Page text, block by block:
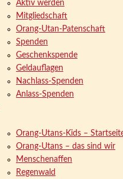
Aktiv werden
Mitgliedschaft
Orang-Utan-Patenschaft
Spenden
Geschenkspende
Geldauflagen
Nachlass-Spenden
Anlass-Spenden
Orang-Utans-Kids –
Orang-Utans – das sind wir
Menschenaffen
Regenwald